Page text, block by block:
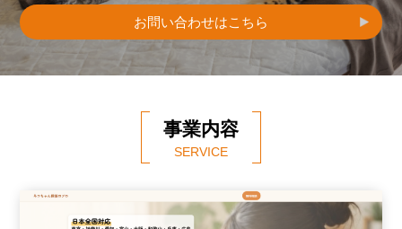
お問い合わせはこちら
事業内容
SERVICE